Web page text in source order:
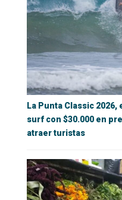
La Punta Classic
surf con $30.000 en
atraer turistas